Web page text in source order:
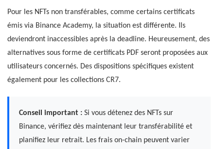
Pour les NFTs non transférables, comme certains certificats
émis via Binance Academy, la situation est différente. Ils
deviendront inaccessibles après la deadline. Heureusement, des
alternatives sous forme de certificats PDF seront proposées aux
utilisateurs concernés. Des dispositions spécifiques existent
également pour les collections CR7.
Conseil important : Si vous détenez des NFTs sur
Binance, vérifiez dès maintenant leur transférabilité et
planifiez leur retrait. Les frais on-chain peuvent varier